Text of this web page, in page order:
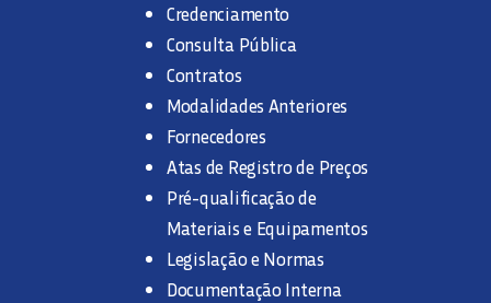
Credenciamento
Consulta Pública
Contratos
Modalidades Anteriores
Fornecedores
Atas de Registro de Preços
Pré-qualificação de
Materiais e Equipamentos
Legislação e Normas
Documentação Interna